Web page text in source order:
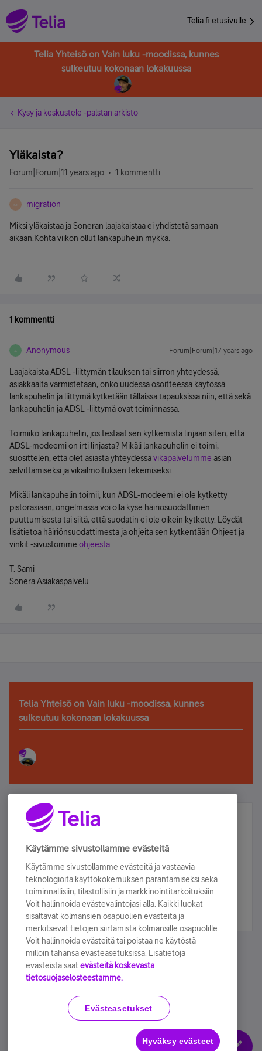
Telia.fi etusivulle
Telia Yhteisö on Vain luku -moodissa, kunnes
sulkeutuu kokonaan lokakuussa
Kysy ja keskustele -palstan arkisto
Yläkaista?
Forum|Forum|11 years ago 1 kommentti
M migration
Miksi yläkaistaa ja Soneran laajakaistaa ei yhdistetä samaan
aikaan.Kohta viikon ollut lankapuhelin mykkä.
1 kommentti
A Anonymous Forum|Forum|17 years ago
Laajakaista ADSL -liittymän tilauksen tai siirron yhteydessä,
asiakkaalta varmistetaan, onko uudessa osoitteessa käytössä
lankapuhelin ja liittymä kytketään tällaissa tapauksissa niin, että sekä
lankapuhelin ja ADSL -liittymä ovat toiminnassa.
Toimiiko lankapuhelin, jos testaat sen kytkemistä linjaan siten, että
ADSL-modeemi on irti linjasta? Mikäli lankapuhelin ei toimi,
suosittelen, että olet asiasta yhteydessävikapalvelumme asian
selvittämiseksi ja vikailmoituksen tekemiseksi.
Mikäli lankapuhelin toimii, kun ADSL-modeemi ei ole kytketty
pistorasiaan, ongelmassa voi olla kyse häiriösuodattimen
puuttumisesta tai siitä, että suodatin ei ole oikein kytketty. Löydät
lisätietoa häiriönsuodattimesta ja ohjeita sen kytkentään Ohjeet ja
vinkit -sivustomme ohjeesta
T. Sami
Sonera Asiakaspalvelu
Telia Yhteisö on Vain luku -moodissa, kunnes
sulkeutuu kokonaan lokakuussa
Älä jää paitsi – osallistu ja voita!
Tilaa Telian uutiskirje ja olet mukana arvonnassa.
sähköpostiisi.
Tilaa nyt
Käyttöehdot Accessibility statement
Evästeasetukset
Käytämme sivustollamme evästeitä
Käytämme sivustollamme evästeitä ja vastaavia
teknologioita käyttökokemuksen parantamiseksi sekä
toiminnallisiin, tilastollisiin ja markkinointitarkoituksiin.
Voit hallinnoida evästevalintojasi alla. Kaikki luokat
sisältävät kolmansien osapuolien evästeitä ja
merkitsevät tietojen siirtämistä kolmansille osapuolille.
Voit hallinnoida evästeitä tai poistaa ne käytöstä
milloin tahansa evästeasetuksissa. Lisätietoja
evästeistä saat evästeitä koskevasta
tietosuojaselosteestamme.
Evästeasetukset
Hyväksy evästeet